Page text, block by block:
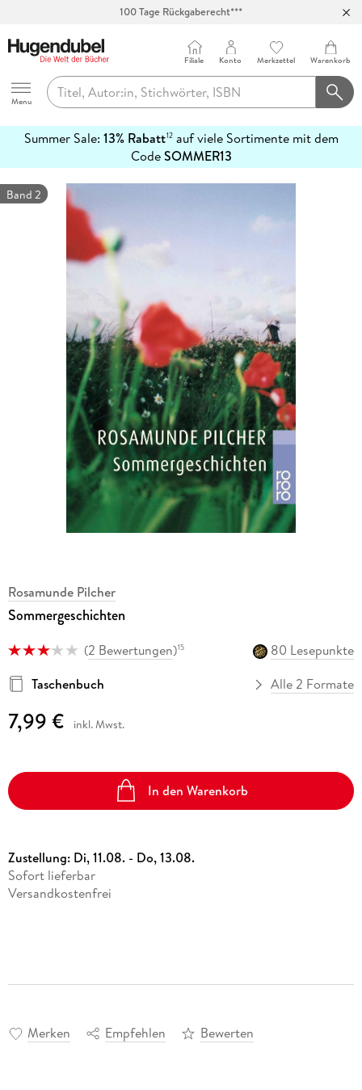
100 Tage Rückgaberecht***
Hugendubel
Menu
Filiale Konto Merkzettel Warenkorb
Summer Sale: 13% Rabatt12auf viele Sortimente mit dem
CodeSOMMER13
erfahren
Band 2
Rosamunde Pilcher
Sommergeschichten
(2 Bewertungen)15
80 Lesepunkte
Taschenbuch
Alle 2 Formate
7,99 € inkl. Mwst.
In den Warenkorb
Zustellung: Di, 11.08. - Do, 13.08.
Sofort lieferbar
Versandkostenfrei
Merken Empfehlen Bewerten